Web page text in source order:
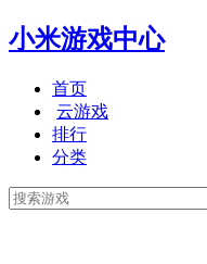
小米游戏中心
首页
云游戏
排行
分类